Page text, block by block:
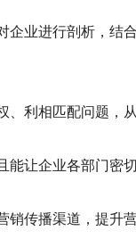
进行剖析，结合
相匹配问题，
让企业各部门密
播渠道，提升营